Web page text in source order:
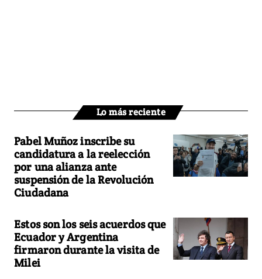
Lo más reciente
Pabel Muñoz inscribe su
candidatura a la reelección
por una alianza ante
suspensión de la Revolución
Ciudadana
Estos son los seis acuerdos que
Ecuador y Argentina
firmaron durante la visita de
Milei